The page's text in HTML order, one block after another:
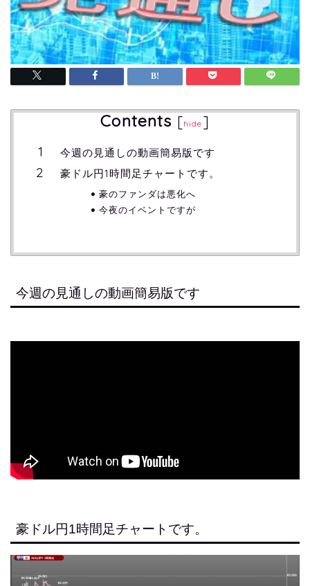
Contents [hide ]
今週の見通しの動画簡易版です
豪ドル円1時間足チャートです。
豪のファンダは悪化へ
今夜のイベントですが
今週の見通しの動画簡易版です
豪ドル円1時間足チャートです。